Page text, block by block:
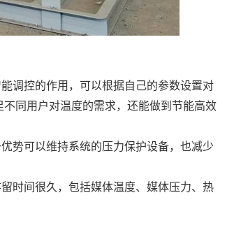
调控的作用，可以根据自己的参数设置对
同用户对温度的需求，还能做到节能高效
势可以维持系统的压力保护设备，也减少
时间很久，包括媒体温度、媒体压力、热